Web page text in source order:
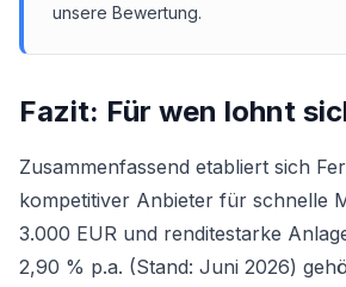
unsere Bewertung.
Fazit: Für wen lohnt
Zusammenfassend etabliert sich
kompetitiver Anbieter für schnelle
3.000 EUR und renditestarke
2,90 % p.a. (Stand: Juni 2026)